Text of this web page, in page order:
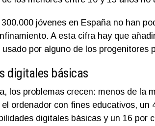
jóvenes en España no han
A esta cifra hay que
usado por alguno de los progenitores
digitales básicas
los problemas crecen: menos de la
el ordenador con fines educativos, un
digitales básicas y un 16 por